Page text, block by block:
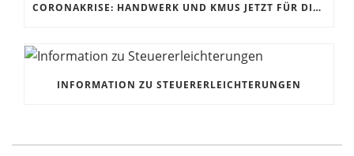
CORONAKRISE: HANDWERK UND KMUS JETZT FÜR DIE ZUKUNFT RÜSTEN
INFORMATION ZU STEUERERLEICHTERUNGEN